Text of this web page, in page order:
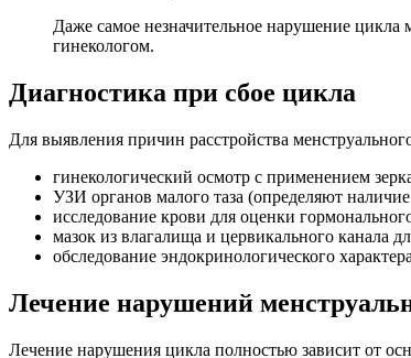
Даже самое незначительное нарушение цикла
гинекологом.
Диагностика при сбое цикла
Для выявления причин расстройства
гинекологический осмотр с применением
УЗИ органов малого таза (определяют
исследование крови для оценки
мазок из влагалища и цервикального канала
обследование эндокринологического
Лечение нарушений
Лечение нарушения цикла полностью зависит от